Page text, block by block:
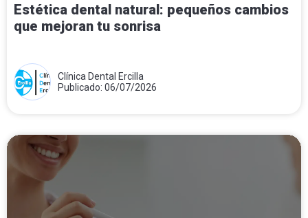
Estética dental natural: pequeños cambios
que mejoran tu sonrisa
Clínica Dental Ercilla
Publicado: 06/07/2026